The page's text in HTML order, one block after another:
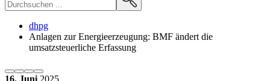
dhpg
Anlagen zur Energieerzeugung: BMF ändert die
umsatzsteuerliche Erfassung
16. Juni 2025